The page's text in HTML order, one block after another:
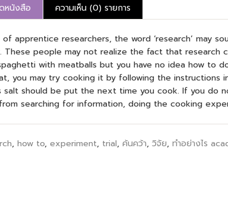
หนังสือ ความเห็น (0) รายการ
apprentice researchers, the word ‘research’ may
These people may not realize the fact that research
with meatballs but you have no idea how to
you may try cooking it by following the instructions
salt should be put the next time you cook. If you do
searching for information, doing the cooking
, how to, experiment, trial, ค้นคว้า, วิจัย, ทำอย่างไร